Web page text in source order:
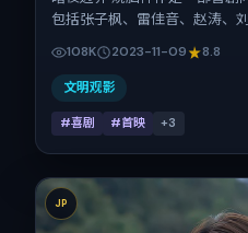
包括张子枫、雷佳音、赵涛、
11-09，正片时长109分钟。
108K 2023-11-09 8.8
文明观影
#喜剧 #首映 +3
JP